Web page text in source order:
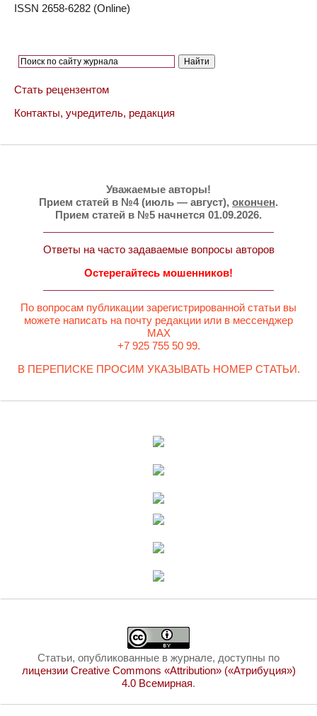
ISSN 2658-6282 (Online)
Стать рецензентом
Контакты, учредитель, редакция
Уважаемые авторы!
Прием статей в №4 (июль — август), окончен.
Прием статей в №5 начнется 01.09.2026.
Ответы на часто задаваемые вопросы авторов
Остерегайтесь мошенников!
По вопросам публикации зарегистрированной статьи вы
можете написать на почту редакции или в мессенджер
MAX
+7 925 755 50 99.
В ПЕРЕПИСКЕ ПРОСИМ УКАЗЫВАТЬ НОМЕР СТАТЬИ.
Статьи, опубликованные в журнале, доступны по
лицензии Creative Commons «Attribution» («Атрибуция»)
4.0 Всемирная.